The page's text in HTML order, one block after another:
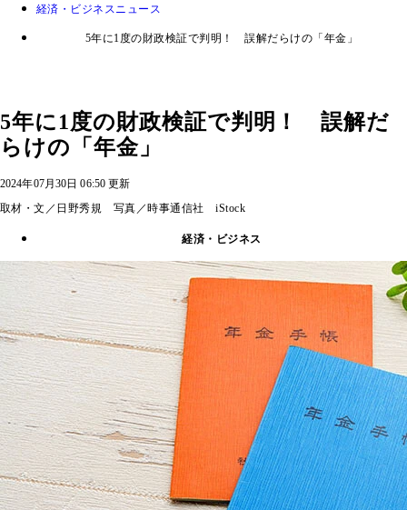
経済・ビジネスニュース
5年に1度の財政検証で判明！ 誤解だらけの「年金」
5年に1度の財政検証で判明！ 誤解だ
らけの「年金」
2024年07月30日 06:50 更新
取材・文／日野秀規 写真／時事通信社 iStock
経済・ビジネス